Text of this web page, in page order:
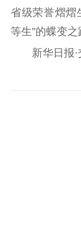
省级荣誉熠熠
等生”的蝶变之
新华日报·